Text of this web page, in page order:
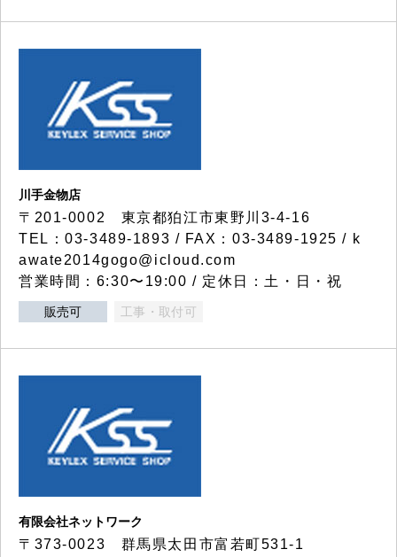
川手金物店
〒201-0002 東京都狛江市東野川3-4-16
TEL：03-3489-1893 / FAX：03-3489-1925 / k
awate2014gogo@icloud.com
営業時間：6:30〜19:00 / 定休日：土・日・祝
販売可 工事・取付可
有限会社ネットワーク
〒373-0023 群馬県太田市富若町531-1